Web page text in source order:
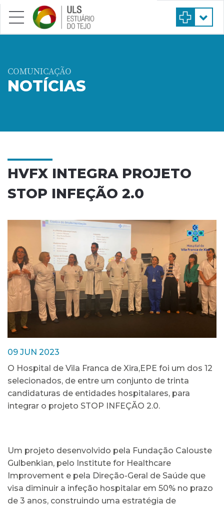
Saltar para conteúdo principal
COMUNICAÇÃO
NOTÍCIAS
HVFX INTEGRA PROJETO
STOP INFEÇÃO 2.0
09 JUN 2023
O Hospital de Vila Franca de Xira,EPE foi um dos 12
selecionados, de entre um conjunto de trinta
candidaturas de entidades hospitalares, para
integrar o projeto STOP INFEÇÃO 2.0.
Um projeto desenvolvido pela Fundação Calouste
Gulbenkian, pelo Institute for Healthcare
Improvement e pela Direção-Geral de Saúde que
visa diminuir a infeção hospitalar em 50% no prazo
de 3 anos, construindo uma estratégia de